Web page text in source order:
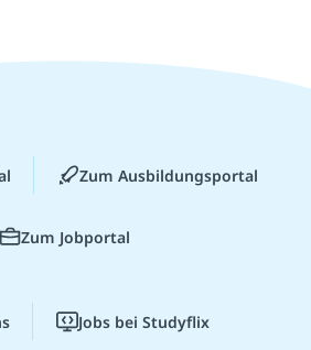
Zum Ausbildungsportal
Zum Jobportal
Jobs bei Studyflix